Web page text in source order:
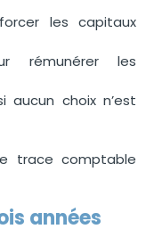
les capitaux
rémunérer les
choix n’est
trace comptable
années